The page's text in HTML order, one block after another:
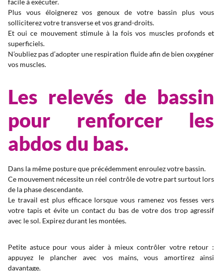
facile à exécuter.
Plus vous éloignerez vos genoux de votre bassin plus vous
solliciterez votre transverse et vos grand-droits.
Et oui ce mouvement stimule à la fois vos muscles profonds et
superficiels.
N’oubliez pas d’adopter une respiration fluide afin de bien oxygéner
vos muscles.
Les relevés de bassin
pour renforcer les
abdos du bas.
Dans la même posture que précédemment enroulez votre bassin.
Ce mouvement nécessite un réel contrôle de votre part surtout lors
de la phase descendante.
Le travail est plus efficace lorsque vous ramenez vos fesses vers
votre tapis et évite un contact du bas de votre dos trop agressif
avec le sol. Expirez durant les montées.
Petite astuce pour vous aider à mieux contrôler votre retour :
appuyez le plancher avec vos mains, vous amortirez ainsi
davantage.